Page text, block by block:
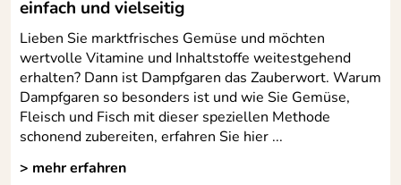
meine Erwartungen. Lieferung wie immer sehr schnell.
Bestelle immer wieder gern bei Kochform.
Kaufdatum: 01.01.2023
Bewertungsdatum: 15.01.2023
Klaus
*****
Verifizierte Bewertung
sehr gute Quälität
einfach und vielseitig
Lieben Sie marktfrisches Gemüse und möchten
wertvolle Vitamine und Inhaltstoffe weitestgehend
erhalten? Dann ist Dampfgaren das Zauberwort. Warum
Dampfgaren so besonders ist und wie Sie Gemüse,
Fleisch und Fisch mit dieser speziellen Methode
schonend zubereiten, erfahren Sie hier ...
> mehr erfahren